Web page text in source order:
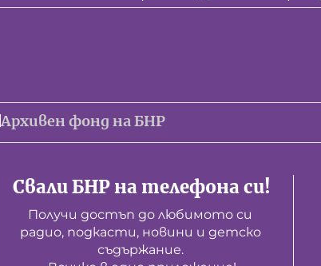
Архивен фонд на БНР
Свали БНР на телефона си!
Получи достъп до любимото си
радио, подкасти, новини и детско
съдържание.